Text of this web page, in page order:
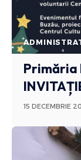
Primăria
15 DECEMBRIE